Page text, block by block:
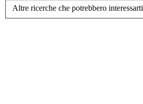
Altre ricerche che potrebbero interessarti